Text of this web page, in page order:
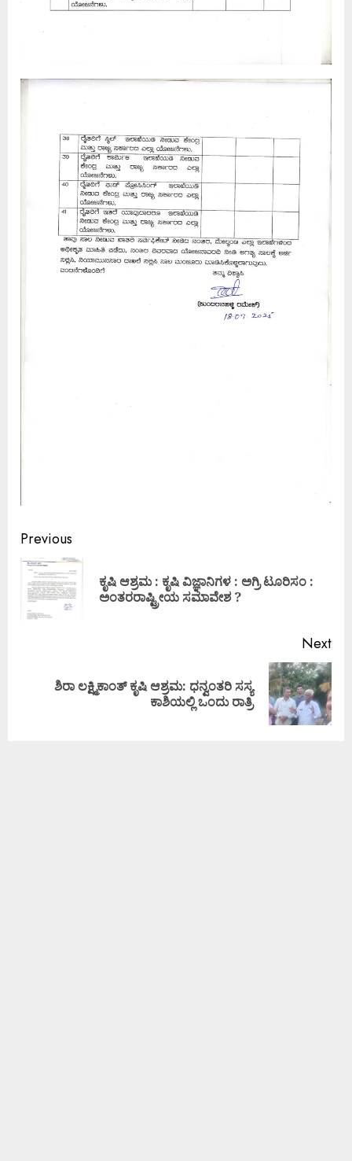
Previous
ಕೃಷಿ ಆಶ್ರಮ : ಕೃಷಿ ವಿಜ್ಞಾನಿಗಳ : ಅಗ್ರಿ ಟೂರಿಸಂ :
ಅಂತರರಾಷ್ಟ್ರೀಯ ಸಮಾವೇಶ ?
Next
ಶಿರಾ ಲಕ್ಷ್ಮಿಕಾಂತ್ ಕೃಷಿ ಆಶ್ರಮ: ಧನ್ವಂತರಿ ಸಸ್ಯ
ಕಾಶಿಯಲ್ಲಿ ಒಂದು ರಾತ್ರಿ